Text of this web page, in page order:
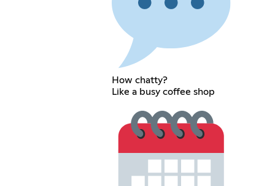
How chatty?
Like a busy coffee shop